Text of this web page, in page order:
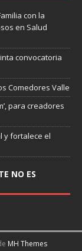
con la
en Salud
convocatoria
Comedores Valle
para creadores
y fortalece el
NO ES
MH Themes